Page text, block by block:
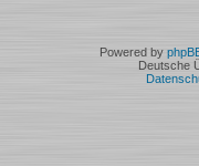
Powered by
Deutsche